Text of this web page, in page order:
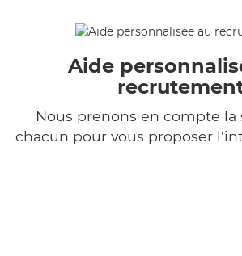
Aide
Nous prenons en compte la
chacun pour vous proposer